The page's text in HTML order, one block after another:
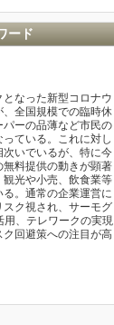
ード
なった新型コロナウ
全国規模での臨時休
ーの品薄など市民の
ている。これに対し
いでいるが、特に今
無料提供の動きが顕著
光や小売、飲食業等
。通常の企業運営に
ク視され、サーモグ
用、テレワークの実現
回避策への注目が高